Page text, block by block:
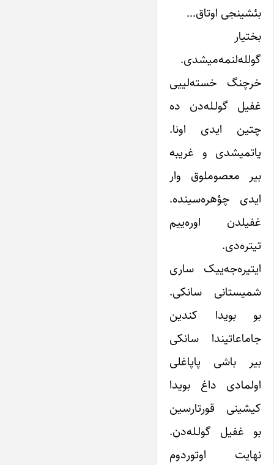
بئشینجی اوتاق…
بختیار
گولله‌لنمه‌میشدی.
خرچنگ خسته‌لییی
غفیل گولـله‌دن ده
چتین ایدی اونا.
یاتمیشدی و غریبه
بیر معصوملوق وار
ایدی چؤهره‌سینده.
غفیلدن اوره‌ییم
تیتره‌دی.
ایتیره‌جه‌ییک ساری
شمیستانی سانکی.
بو بویدا کندین
جاماعاتیندا سانکی
بیر باشی پاپاغلی
اولمادی داغ بویدا
کیشینی قورتارسین
بو غفیل گولـله‌دن.
نهایت اوتوردوم